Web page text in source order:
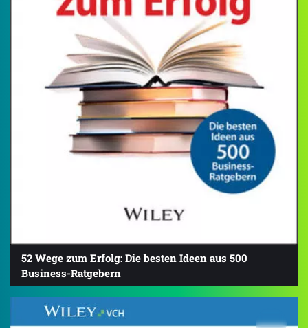
52 Wege zum Erfolg: Die besten Ideen aus 500
Business-Ratgebern